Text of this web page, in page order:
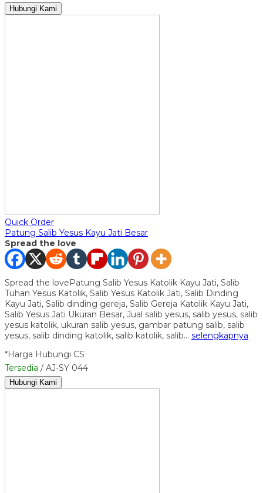
Hubungi Kami
Quick Order
Patung Salib Yesus Kayu Jati Besar
Spread the love
Spread the lovePatung Salib Yesus Katolik Kayu Jati, Salib
Tuhan Yesus Katolik, Salib Yesus Katolik Jati, Salib Dinding
Kayu Jati, Salib dinding gereja, Salib Gereja Katolik Kayu Jati,
Salib Yesus Jati Ukuran Besar, Jual salib yesus, salib yesus, salib
yesus katolik, ukuran salib yesus, gambar patung salib, salib
yesus, salib dinding katolik, salib katolik, salib… selengkapnya
*Harga Hubungi CS
Tersedia / AJ-SY 044
Hubungi Kami